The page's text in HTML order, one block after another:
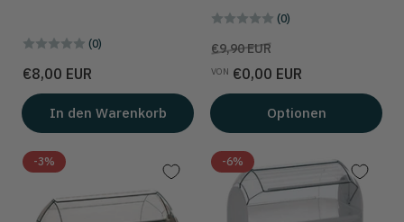
(0)
Preis
€8,00 EUR
In den Warenkorb
(0)
Preis
€9,90 EUR
VON €0,00 EUR
Optionen
-3% -6%